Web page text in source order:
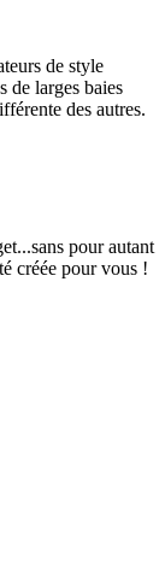
de style
de larges baies
des autres.
pour autant
créée pour vous !